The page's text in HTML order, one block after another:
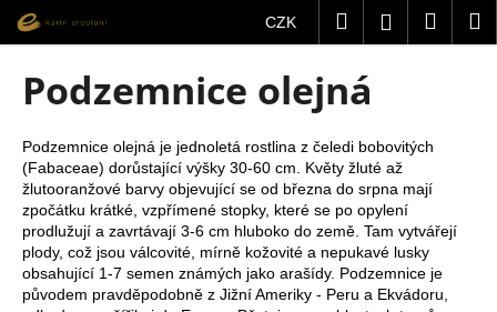
obsah
CZK HledatPřihlášení
Podzemnice olejná
Podzemnice olejná je jednoletá rostlina z čeledi bobovitých
(Fabaceae) dorůstající výšky 30-60 cm. Květy žluté až
žlutooranžové barvy objevující se od března do srpna mají
zpočátku krátké, vzpřímené stopky, které se po opylení
prodlužují a zavrtávají 3-6 cm hluboko do země. Tam vytvářejí
plody, což jsou válcovité, mírně kožovité a nepukavé lusky
obsahující 1-7 semen známých jako arašídy. Podzemnice je
původem pravděpodobně z Jižní Ameriky - Peru a Ekvádoru,
o
o
p
o
t
ř
e